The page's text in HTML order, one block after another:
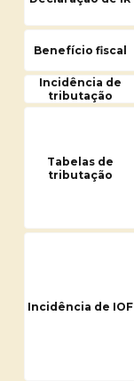
Benefício fiscal
Incidência de
tributação
Tabelas de
tributação
Incidência de IOF